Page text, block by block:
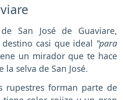
San José de Guaviare,
casi que ideal "para
un mirador que te hace
selva de San José.
rupestres forman parte de